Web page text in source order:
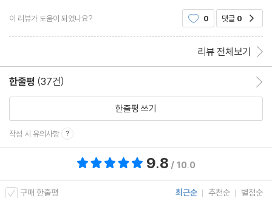
이 리뷰가 도움이 되었나요? 0 댓글 0
리뷰 전체보기
한줄평 (37건)
한줄평 쓰기
작성 시 유의사항
9.8 / 10.0
구매 한줄평 최근순 추천순 별점순